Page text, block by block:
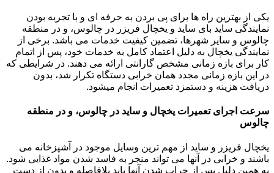
یکی از بهترین راه ها برای پی بردن به حرفه ای و با تجربه بودن
نمایندگی ساید بای ساید و یخچال فریزر در چالوس، و در منطقه
چالوس و سایر شهرها، تضمین کیفیت خدمات می باشد. برخی از
نمایندگی یخچال به دلیل اعتماد کامل به خدمات خود، پس از اتمام
کار برای بازه زمانی مشخص گارانتی ارائه می دهند. در شرایطی که
در این بازه زمانی مجدد همان خرابی دستگاه تکرار شد، بدون
دریافت هزینه و دستمزد تعمیرات انجام میشود.
سرعت اجرای تعمیرات یخچال و ساید در چالوس، و در منطقه
چالوس
یخچال فریزر و ساید از مهم ترین وسایل موجود در آشپزخانه می
باشند و خرابی در آنها می تواند منجر به فاسد شدن مواد غذایی شود.
به همین دلیل پس از خراب شدن آنها باید بلافاصله و بدون از دست